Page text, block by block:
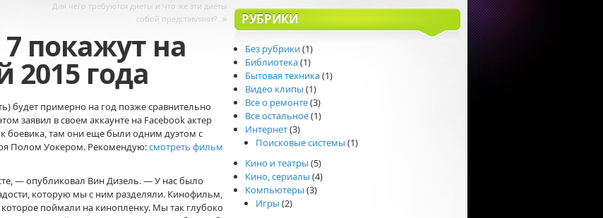
Для чего требуются диеты и что же эти диеты
собой представляют? »
покажут на
2015 года
будет примерно на год позже сравнительно
заявил в своем аккаунте на Facebook актер
боевика, там они еще были одним дуэтом с
Полом Уокером. Рекомендую:смотреть фильм
— опубликовал Вин Дизель. — У нас было
которую мы с ним разделяли. Кинофильм,
поймали на кинопленку. Мы так глубоко
РУБРИКИ
Без рубрики(1)
Библиотека(1)
Бытовая техника(1)
Видео клипы (1)
Все о ремонте(3)
Все остальное(1)
Интернет(3)
Поисковые системы (1)
Кино и театры (5)
Кино, сериалы (4)
Компьютеры (3)
Игры (2)